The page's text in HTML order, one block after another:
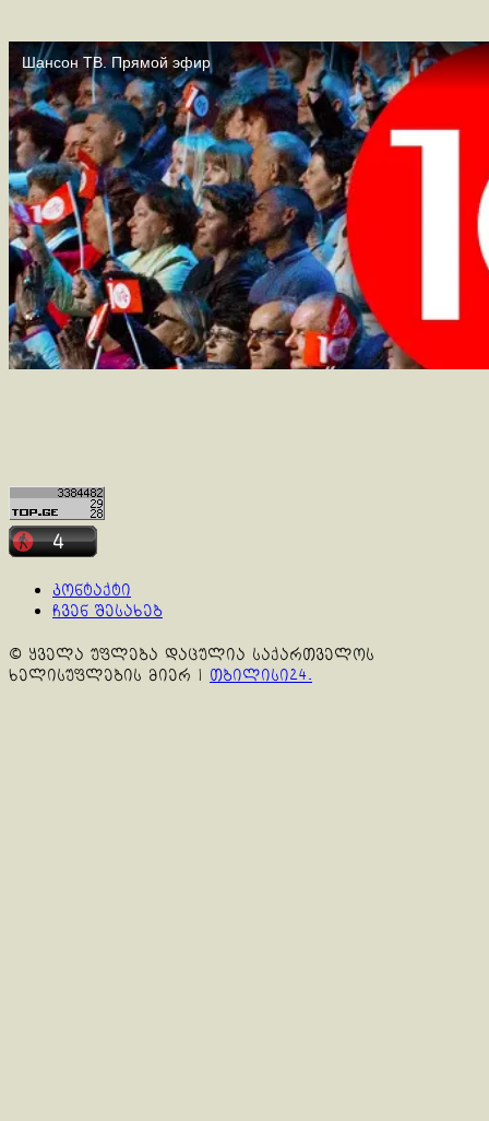
კონტაქტი
ჩვენ შესახებ
© ყველა უფლება დაცულია საქართველოს
ხელისუფლების მიერ | თბილისი24.